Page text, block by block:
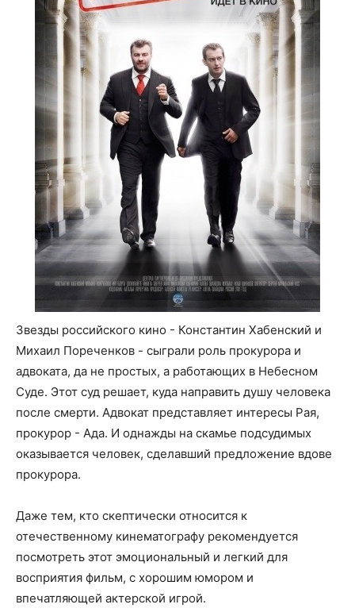
Звезды российского кино - Константин Хабенский и
Михаил Пореченков - сыграли роль прокурора и
адвоката, да не простых, а работающих в Небесном
Суде. Этот суд решает, куда направить душу человека
после смерти. Адвокат представляет интересы Рая,
прокурор - Ада. И однажды на скамье подсудимых
оказывается человек, сделавший предложение вдове
прокурора.
Даже тем, кто скептически относится к
отечественному кинематографу рекомендуется
посмотреть этот эмоциональный и легкий для
восприятия фильм, с хорошим юмором и
впечатляющей актерской игрой.